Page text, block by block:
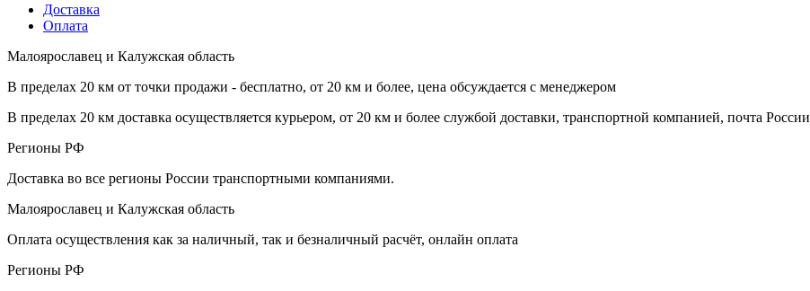
Доставка
Оплата
Малоярославец и Калужская область
В пределах 20 км от точки продажи - бесплатно, от 20 км и более, цена обсуждается с менеджером
В пределах 20 км доставка осуществляется курьером, от 20 км и более службой доставки, транспортной компанией, почта России
Регионы РФ
Доставка во все регионы России транспортными компаниями.
Малоярославец и Калужская область
Оплата осуществления как за наличный, так и безналичный расчёт, онлайн оплата
Регионы РФ